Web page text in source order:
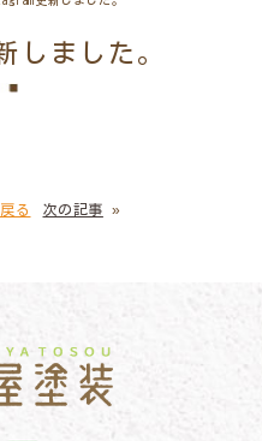
しました。
る 次の記事 »